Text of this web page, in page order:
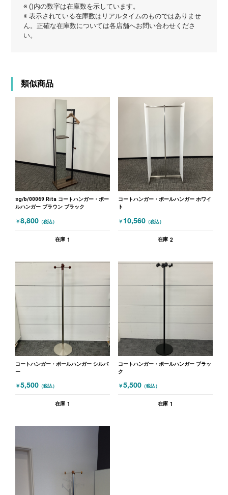
※ ()内の数字は在庫数を示しています。
※ 表示されている在庫数はリアルタイムのものではありませ
ん。正確な在庫数については各店舗へお問い合わせくださ
い。
類似商品
sg/b/00069 Rita コートハンガー・ポー
ルハンガー ブラウン ブラック
￥8,800 （税込）
在庫 1
コートハンガー・ポールハンガー ホワイ
ト
￥ 10,560 （税込）
在庫 2
コートハンガー・ポールハンガー シルバ
ー
￥5,500 （税込）
在庫 1
コートハンガー・ポールハンガー ブラッ
ク
￥5,500 （税込）
在庫 1